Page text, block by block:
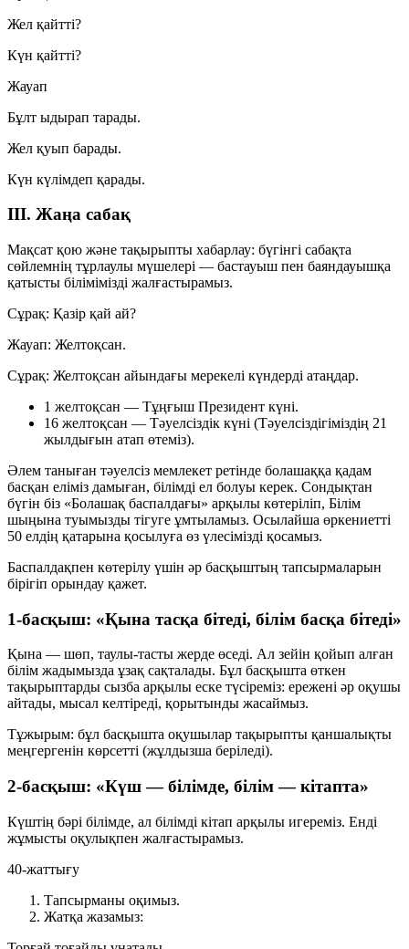
Жел қайтті?
Күн қайтті?
Жауап
Бұлт ыдырап тарады.
Жел қуып барады.
Күн күлімдеп қарады.
III. Жаңа сабақ
Мақсат қою және тақырыпты хабарлау: бүгінгі сабақта
сөйлемнің тұрлаулы мүшелері — бастауыш пен баяндауышқа
қатысты білімімізді жалғастырамыз.
Сұрақ: Қазір қай ай?
Жауап: Желтоқсан.
Сұрақ: Желтоқсан айындағы мерекелі күндерді атаңдар.
1 желтоқсан — Тұңғыш Президент күні.
16 желтоқсан — Тәуелсіздік күні (Тәуелсіздігіміздің 21
жылдығын атап өтеміз).
Әлем таныған тәуелсіз мемлекет ретінде болашаққа қадам
басқан еліміз дамыған, білімді ел болуы керек. Сондықтан
бүгін біз «Болашақ баспалдағы» арқылы көтеріліп, Білім
шыңына туымызды тігуге ұмтыламыз. Осылайша өркениетті
50 елдің қатарына қосылуға өз үлесімізді қосамыз.
Баспалдақпен көтерілу үшін әр басқыштың тапсырмаларын
бірігіп орындау қажет.
1-басқыш: «Қына тасқа бітеді, білім басқа бітеді»
Қына — шөп, таулы-тасты жерде өседі. Ал зейін қойып алған
білім жадымызда ұзақ сақталады. Бұл басқышта өткен
тақырыптарды сызба арқылы еске түсіреміз: ережені әр оқушы
айтады, мысал келтіреді, қорытынды жасаймыз.
Тұжырым: бұл басқышта оқушылар тақырыпты қаншалықты
меңгергенін көрсетті (жұлдызша беріледі).
2-басқыш: «Күш — білімде, білім — кітапта»
Күштің бәрі білімде, ал білімді кітап арқылы игереміз. Енді
жұмысты оқулықпен жалғастырамыз.
40-жаттығу
Тапсырманы оқимыз.
Жатқа жазамыз: